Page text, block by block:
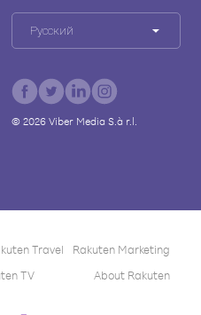
Русский
© 2026Viber Media S.à r.l.
Travel
Rakuten Marketing
TV About Rakuten